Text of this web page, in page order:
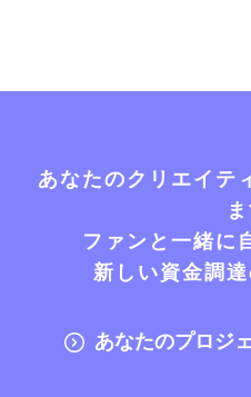
あなたのクリエイテ
ファンと一緒に
新しい資金調
あなたのプロジ